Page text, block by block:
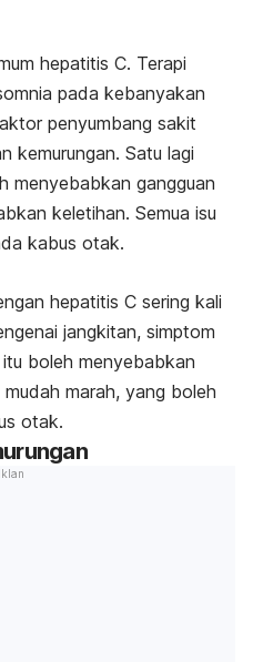
hepatitis C. Terapi
pada kebanyakan
penyumbang sakit
kemurungan. Satu lagi
menyebabkan gangguan
keletihan. Semua isu
kabus otak.
hepatitis C sering kali
jangkitan, simptom
boleh menyebabkan
marah, yang boleh
otak.
Iklan